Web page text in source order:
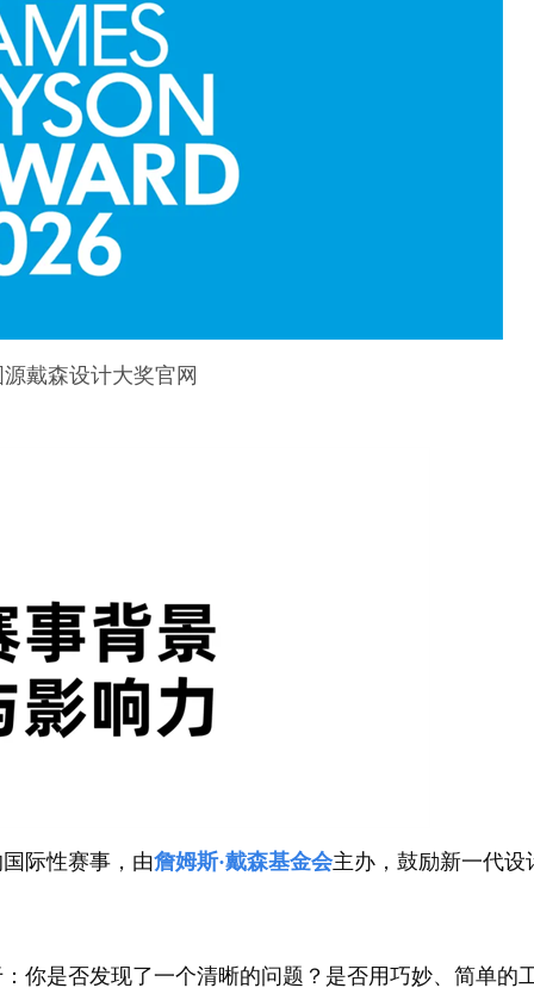
戴森设计大奖官网
际性赛事，由詹姆斯·戴森基金会主办，鼓励新一代设
你是否发现了一个清晰的问题？是否用巧妙、简单的